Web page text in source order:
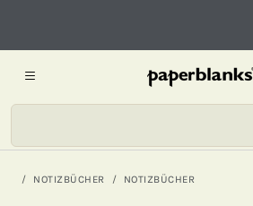
NOTIZBÜCHER NOTIZBÜCHER